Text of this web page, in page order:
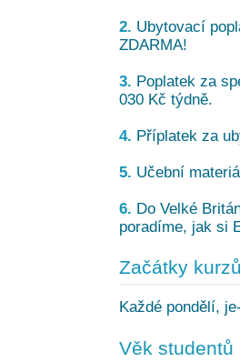
2. Ubytovací
ZDARMA!
3. Poplatek za
030 Kč týdně.
4. Příplatek za
5. Učební
6. Do Velké
poradíme, jak si
Začátky
Každé pondělí,
Věk studentů